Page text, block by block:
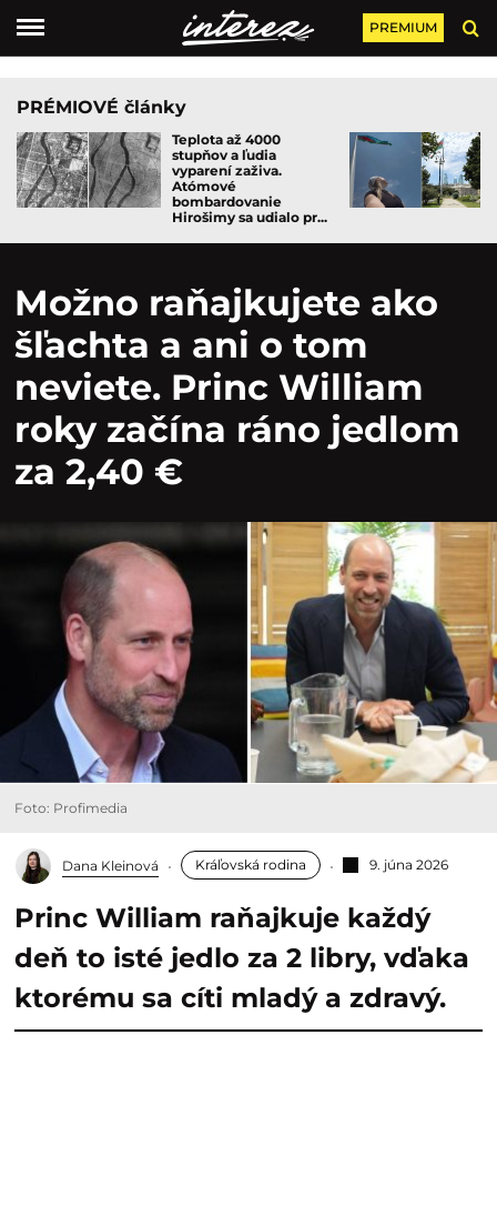
PREMIUM
PRÉMIOVÉ články
Teplota až 4000
stupňov a ľudia
vyparení zaživa.
Atómové
bombardovanie
Hirošimy sa udialo pr...
Možno raňajkujete ako
šľachta a ani o tom
neviete. Princ William
roky začína ráno jedlom
za 2,40 €
Foto: Profimedia
Dana Kleinová Kráľovská rodina 9. júna 2026
Princ William raňajkuje každý
deň to isté jedlo za 2 libry, vďaka
ktorému sa cíti mladý a zdravý.